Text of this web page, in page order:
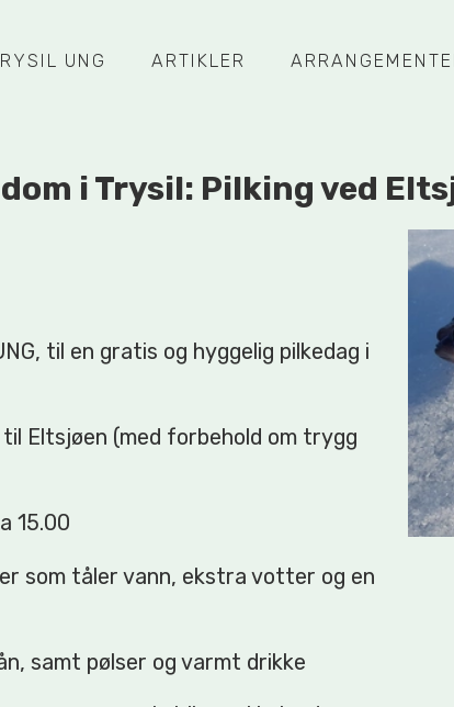
UNG ARTIKLER
i Trysil: Pilking ved
til en gratis og hyggelig pilkedag i
Eltsjøen (med forbehold om trygg
15.00
som tåler vann, ekstra votter og en
samt pølser og varmt drikke